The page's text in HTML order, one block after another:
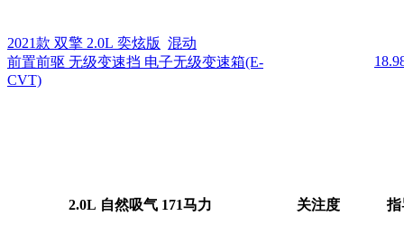
2021款 双擎 2.0L 奕炫版 混动
前置前驱 无级变速挡 电子无级变速箱(E-
CVT)
2.0L 自然吸气 171马力 关注度 指